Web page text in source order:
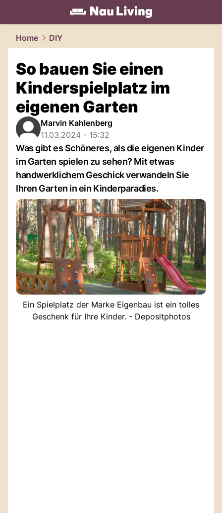
living.NAU.ch
Home DIY
So bauen Sie einen
Kinderspielplatz im
eigenen Garten
Marvin Kahlenberg
11.03.2024 - 15:32
Was gibt es Schöneres, als die eigenen Kinder
im Garten spielen zu sehen? Mit etwas
handwerklichem Geschick verwandeln Sie
Ihren Garten in ein Kinderparadies.
Ein Spielplatz der Marke Eigenbau ist ein tolles
Geschenk für Ihre Kinder. - Depositphotos